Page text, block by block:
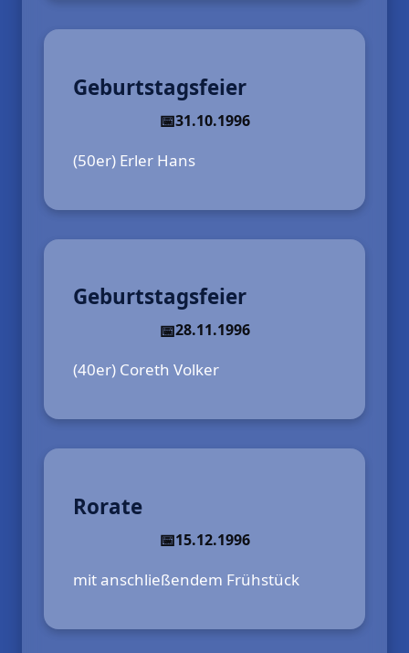
Geburtstagsfeier
31.10.1996
(50er) Erler Hans
Geburtstagsfeier
28.11.1996
(40er) Coreth Volker
Rorate
15.12.1996
mit anschließendem Frühstück